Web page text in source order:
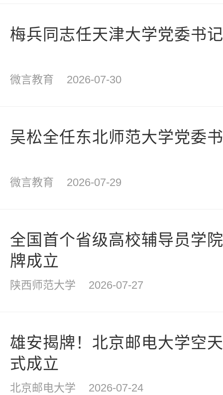
梅兵同志任天津大学党委书记
微言教育 2026-07-30
吴松全任东北师范大学党委
微言教育 2026-07-29
全国首个省级高校辅导员学
牌成立
陕西师范大学 2026-07-27
雄安揭牌！北京邮电大学空
式成立
北京邮电大学 2026-07-24